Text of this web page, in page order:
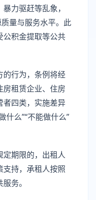
力驱赶等乱象，
量与服务水平。此
公积金提取等公共
的行为，条例将经
房租赁企业、住房
者四类，实施差异
什么”“不能做什么”
期限的，出租人
持，承租人按照
务。